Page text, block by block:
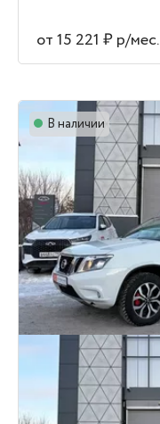
от 15 221 ₽ р/мес.
В наличии